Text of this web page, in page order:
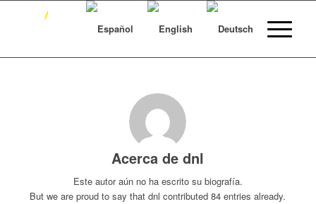
Acerca dednl
Este autor aún no ha escrito su biografía.
But we are proud to say thatdnl contributed 84 entries already.